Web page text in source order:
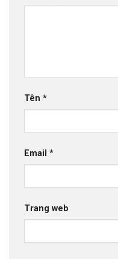
Tên *
Email *
Trang web